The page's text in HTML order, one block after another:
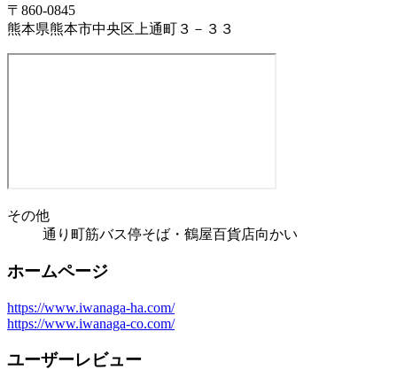
〒860-0845
熊本県熊本市中央区上通町３－３３
その他
通り町筋バス停そば・鶴屋百貨店向かい
ホームページ
https://www.iwanaga-ha.com/
https://www.iwanaga-co.com/
ユーザーレビュー